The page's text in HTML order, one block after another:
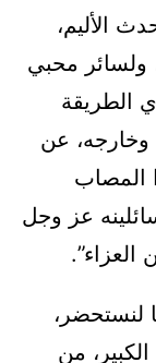
الأليم،
ولسائر محبي
الطريقة
وخارجه، عن
المصاب
عز وجل
لنستحضر،
من